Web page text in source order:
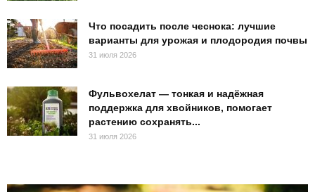
Что посадить после чеснока: лучшие
варианты для урожая и плодородия почвы
31 июля 2026
Фульвохелат — тонкая и надёжная
поддержка для хвойников, помогает
растению сохранять...
31 июля 2026